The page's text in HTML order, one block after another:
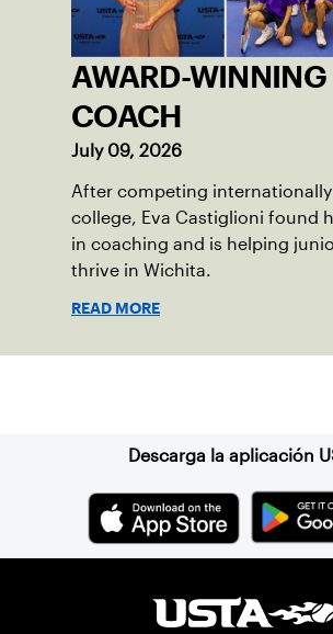
AWARD-WINNING
COACH
July 09, 2026
After competing
college, Eva Castiglioni found
in coaching and is helping
thrive in Wichita.
READ MORE
Descarga la aplicación